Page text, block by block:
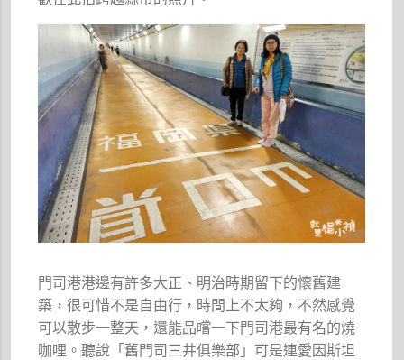
門司港港邊有許多大正、明治時期留下的懷舊建
築，很可惜不是自由行，時間上不太夠，不然感覺
可以散步一整天，還能品嚐一下門司港最有名的燒
咖哩。聽說「舊門司三井俱樂部」可是連愛因斯坦